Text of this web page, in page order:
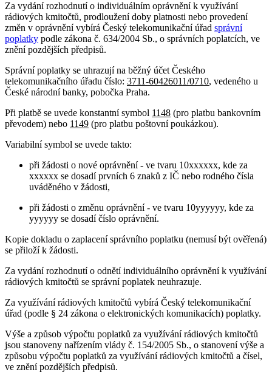
Za vydání rozhodnutí o individuálním oprávnění k využívání
rádiových kmitočtů, prodloužení doby platnosti nebo provedení
změn v oprávnění vybírá Český telekomunikační úřad správní
poplatky podle zákona č. 634/2004 Sb., o správních poplatcích, ve
znění pozdějších předpisů.
Správní poplatky se uhrazují na běžný účet Českého
telekomunikačního úřadu číslo: 3711-60426011/0710, vedeného u
České národní banky, pobočka Praha.
Při platbě se uvede konstantní symbol 1148 (pro platbu bankovním
převodem) nebo 1149 (pro platbu poštovní poukázkou).
Variabilní symbol se uvede takto:
při žádosti o nové oprávnění - ve tvaru 10xxxxxx, kde za
xxxxxx se dosadí prvních 6 znaků z IČ nebo rodného čísla
uváděného v žádosti,
při žádosti o změnu oprávnění - ve tvaru 10yyyyyy, kde za
yyyyyy se dosadí číslo oprávnění.
Kopie dokladu o zaplacení správního poplatku (nemusí být ověřená)
se přiloží k žádosti.
Za vydání rozhodnutí o odnětí individuálního oprávnění k využívání
rádiových kmitočtů se správní poplatek neuhrazuje.
Za využívání rádiových kmitočtů vybírá Český telekomunikační
úřad (podle § 24 zákona o elektronických komunikacích) poplatky.
Výše a způsob výpočtu poplatků za využívání rádiových kmitočtů
jsou stanoveny nařízením vlády č. 154/2005 Sb., o stanovení výše a
způsobu výpočtu poplatků za využívání rádiových kmitočtů a čísel,
ve znění pozdějších předpisů.